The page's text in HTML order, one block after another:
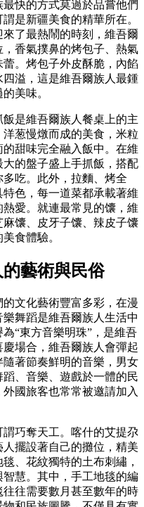
快的方式莫過於品嘗他們
是新疆美食的精華所在。
了最熱鬧的時刻，維吾爾
香氣撲鼻的烤包子、熱氣
。烤包子外皮酥脆，內餡
溢，這是維吾爾族人最鍾
美味。
是維吾爾族人餐桌上的主
葱慢燉而成的美食，米粒
甜味完全融入飯中。在維
的盤子盛上手抓飯，搭配
吃。此外，拉麵、烤全
色，每一道菜都承載著維
愛。就連最常見的馕，維
馕、皮牙子馕、辣皮子馕
食體驗。
藝術與民俗
文化藝術豐富多彩，在漫
舞蹈是維吾爾族人生活中
“東方音樂明珠”，是維吾
場合，維吾爾族人會彈起
著節奏鮮明的音樂，男女
、音樂、遊戲於一體的民
國旅客也常常被邀請加入
巧奪天工。喀什的艾提尕
擺設著自己的攤位，精美
、花紋獨特的土布刺繡，
慧。其中，手工地毯的編
往需要數月甚至數年的時